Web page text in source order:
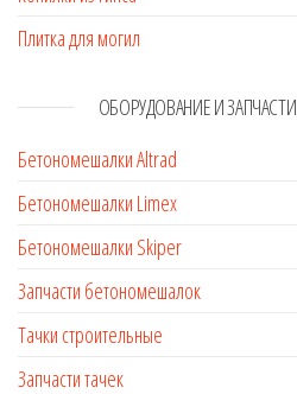
Плитка для могил
ОБОРУДОВАНИЕ И ЗАПЧАСТИ
Бетономешалки Altrad
Бетономешалки Limex
Бетономешалки Skiper
Запчасти бетономешалок
Тачки строительные
Запчасти тачек